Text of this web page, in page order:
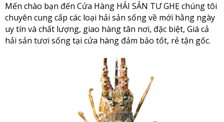
Mến chào bạn đến Cửa Hàng HẢI SẢN TƯ GHẸ chúng tôi
chuyên cung cấp các loại hải sản sống về mới hằng ngày
uy tín và chất lượng, giao hàng tân nơi, đặc biệt, Giá cả
hải sản tươi sống tại cửa hàng đảm bảo tốt, rẻ tận gốc.